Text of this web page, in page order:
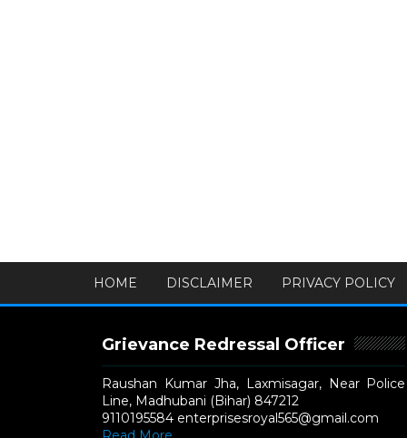
HOME DISCLAIMER PRIVACY POLICY
Grievance Redressal Officer
Raushan Kumar Jha, Laxmisagar, Near Police
Line, Madhubani (Bihar) 847212
9110195584 enterprisesroyal565@gmail.com